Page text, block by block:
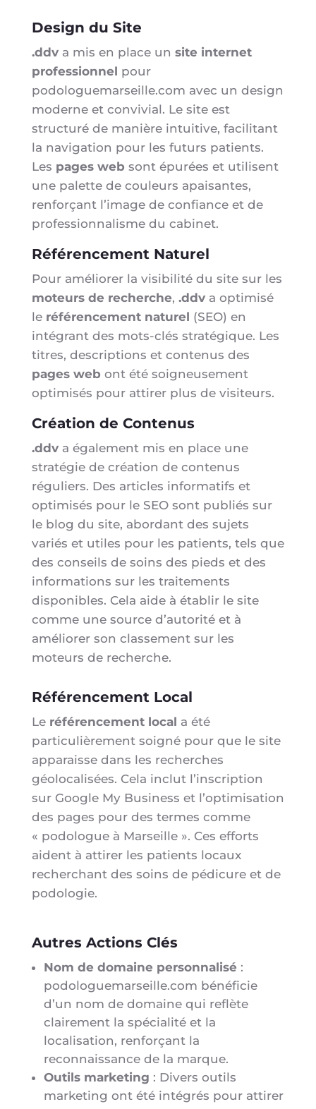
Design du Site
.ddva mis en place un site internet
professionnel pour
podologuemarseille.com avec un design
moderne et convivial. Le site est
structuré de manière intuitive, facilitant
la navigation pour les futurs patients.
Les pages web sont épurées et utilisent
une palette de couleurs apaisantes,
renforçant l’image de confiance et de
professionnalisme du cabinet.
Référencement Naturel
Pour améliorer la visibilité du site sur les
moteurs de recherche, .ddva optimisé
le référencement naturel (SEO) en
intégrant des mots-clés stratégique. Les
titres, descriptions et contenus des
pages web ont été soigneusement
optimisés pour attirer plus de visiteurs.
Création de Contenus
.ddva également mis en place une
stratégie de création de contenus
réguliers. Des articles informatifs et
optimisés pour le SEO sont publiés sur
le blog du site, abordant des sujets
variés et utiles pour les patients, tels que
des conseils de soins des pieds et des
informations sur les traitements
disponibles. Cela aide à établir le site
comme une source d’autorité et à
améliorer son classement sur les
moteurs de recherche.
Référencement Local
Le référencement local a été
particulièrement soigné pour que le site
apparaisse dans les recherches
géolocalisées. Cela inclut l’inscription
sur Google My Business et l’optimisation
des pages pour des termes comme
« podologue à Marseille ». Ces efforts
aident à attirer les patients locaux
recherchant des soins de pédicure et de
podologie.
Autres Actions Clés
Nom de domaine personnalisé :
podologuemarseille.com bénéficie
d’un nom de domaine qui reflète
clairement la spécialité et la
localisation, renforçant la
reconnaissance de la marque.
Outils marketing : Divers outils
marketing ont été intégrés pour attirer